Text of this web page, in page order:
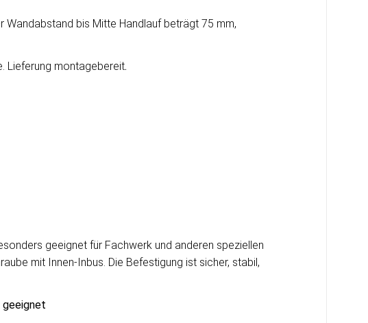
Wandabstand bis Mitte Handlauf beträgt 75 mm,
Lieferung montagebereit.
geeignet für Fachwerk und anderen speziellen
mit Innen-Inbus. Die Befestigung ist sicher, stabil,
geeignet